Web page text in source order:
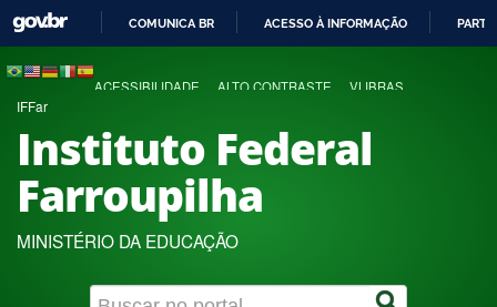
COMUNICA BR ACESSO À INFORMAÇÃO
ACESSIBILIDADE ALTO CONTRASTE VLIBRAS
IFFar
Instituto Federal
Farroupilha
MINISTÉRIO DA EDUCAÇÃO